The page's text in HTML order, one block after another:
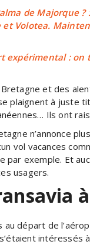
de Majorque
et Volotea.
expérimental :
et des
plaignent à juste
Ils ont
n’annonce
vol vacances
par exemple. Et
usagers.
au départ de